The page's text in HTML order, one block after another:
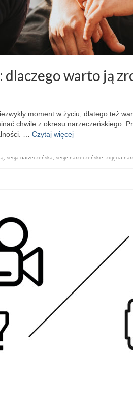
dlaczego warto ją
moment w życiu, dlatego też
chwile z okresu narzeczeńskiego.
… Czytaj więcej
sesja narzeczeńska sesje narzeczeńskie zdjęcia